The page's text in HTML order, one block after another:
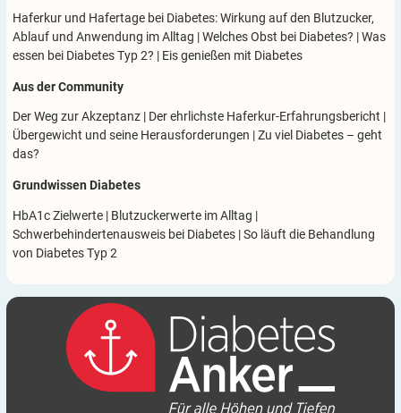
Haferkur und Hafertage bei Diabetes: Wirkung auf den Blutzucker,
Ablauf und Anwendung im Alltag |Welches Obst bei Diabetes? |Was
essen bei Diabetes Typ 2? | Eis genießen mit Diabetes
Aus der Community
Der Weg zur Akzeptanz | Der ehrlichste Haferkur-Erfahrungsbericht |
Übergewicht und seine Herausforderungen |Zu viel Diabetes – geht
das?
Grundwissen Diabetes
HbA1c Zielwerte | Blutzuckerwerte im Alltag |
Schwerbehindertenausweis bei Diabetes |So läuft die Behandlung
von Diabetes Typ 2